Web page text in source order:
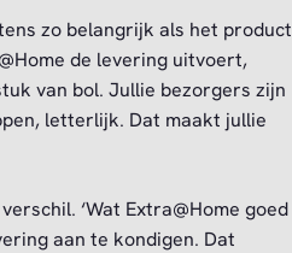
zo belangrijk als het product
de levering uitvoert,
van bol. Jullie bezorgers zijn
letterlijk. Dat maakt jullie
‘Wat Extra@Home goed
aan te kondigen. Dat